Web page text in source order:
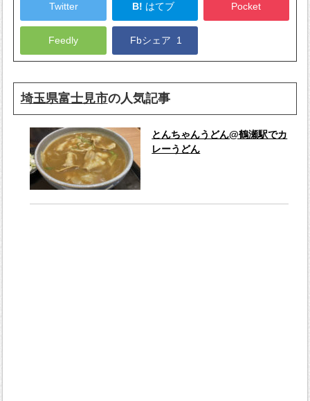
Twitter B! はてブ Pocket
Feedly Fbシェア 1
埼玉県富士見市の人気記事
とんちゃんうどん@鶴瀬駅でカ
レーうどん